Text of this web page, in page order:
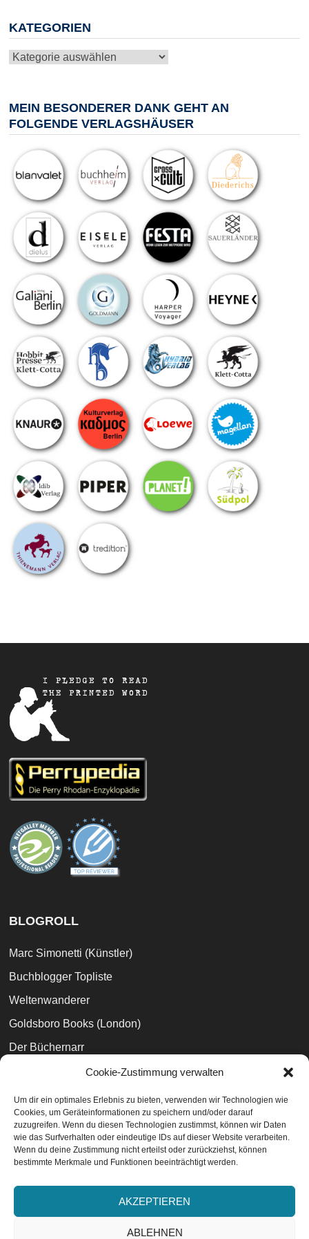
Cookie-Zustimmung verwalten
Um dir ein optimales Erlebnis zu bieten, verwenden wir Technologien wie
Cookies, um Geräteinformationen zu speichern und/oder darauf
zuzugreifen. Wenn du diesen Technologien zustimmst, können wir Daten
wie das Surfverhalten oder eindeutige IDs auf dieser Website verarbeiten.
Wenn du deine Zustimmung nicht erteilst oder zurückziehst, können
bestimmte Merkmale und Funktionen beeinträchtigt werden.
AKZEPTIEREN
ABLEHNEN
KATEGORIEN
Kategorien
MEIN BESONDERER DANK GEHT AN
FOLGENDE VERLAGSHÄUSER
BLOGROLL
Marc Simonetti (Künstler)
Buchblogger Topliste
Weltenwanderer
Goldsboro Books (London)
Der Büchernarr
Die Buchrebellin
EasyPeasyBooks
EU-Cookie-Richtlinie